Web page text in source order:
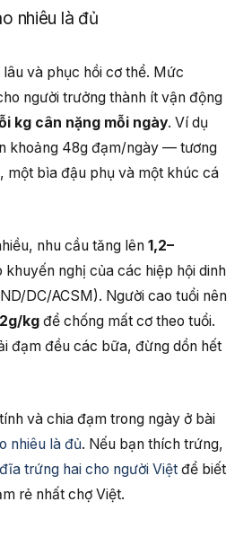
nhiêu là đủ
và phục hồi cơ thể. Mức
người trưởng thành ít vận động
kg cân nặng mỗi ngày. Ví dụ
khoảng 48g đạm/ngày — tương
một bìa đậu phụ và một khúc cá
nhu cầu tăng lên1,2–
khuyến nghị của các hiệp hội dinh
DC/ACSM). Người cao tuổi nên
kg để chống mất cơ theo tuổi.
đạm đều các bữa, đừng dồn hết
và chia đạm trong ngày ở bài
nhiêu là đủ. Nếu bạn thích trứng,
trứng hai cho người Việt để biết
rẻ nhất chợ Việt.